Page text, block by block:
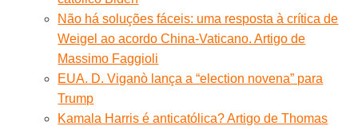
Não há soluções fáceis: uma resposta à crítica de
Weigel ao acordo China-Vaticano. Artigo de
Massimo Faggioli
EUA. D. Viganò lança a “election novena” para
Trump
Kamala Harris é anticatólica? Artigo de Thomas